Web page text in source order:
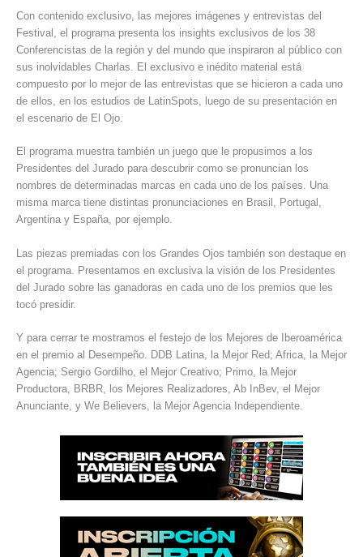
Con contenido exclusivo, las mejores imágenes y entrevistas del
Festival, el programa presenta los insights exclusivos de los 38
Conferencistas de la región y del mundo que inspiraron al público con
sus inolvidables Charlas. El exclusivo e inédito material está
compuesto por lo mejor de las entrevistas que se hicieron a cada uno
de ellos, en los estudios de LatinSpots, luego de su presentación en
el escenario de El Ojo.
El programa muestra también un juego que le propusimos a los
Presidentes del Jurado para descubrir como se pronuncian los
nombres de determinadas marcas en cada uno de los países. Una
misma marca tiene distintas pronunciaciones en Brasil, Portugal,
Argentina y España, por ejemplo.
Las piezas premiadas con los Grandes Ojos también son destaque en
el programa. Presentamos en exclusiva la visión de los Presidentes
del Jurado sobre las ganadoras en cada uno de los premios que les
tocó presidir.
Y para cerrar te mostramos el festejo de los Mejores de Iberoamérica
en el premio al Desempeño. DDB Latina, la Mejor Red; Africa, la Mejor
Agencia; Sergio Gordilho, el Mejor Creativo; Primo, la Mejor
Productora, BRBR, los Mejores Realizadores, Ab InBev, el Mejor
Anunciante, y We Believers, la Mejor Agencia Independiente.